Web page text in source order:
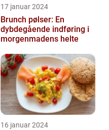
17 januar 2024
Brunch pølser: En
dybdegående indføring i
morgenmadens helte
16 januar 2024